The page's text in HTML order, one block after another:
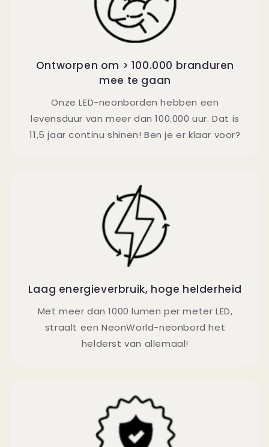
Ontworpen om > 100.000 branduren
mee te gaan
Onze LED-neonborden hebben een
levensduur van meer dan 100.000 uur. Dat is
11,5 jaar continu shinen! Ben je er klaar voor?
Laag energieverbruik, hoge helderheid
Met meer dan 1000 lumen per meter LED,
straalt een NeonWorld-neonbord het
helderst van allemaal!